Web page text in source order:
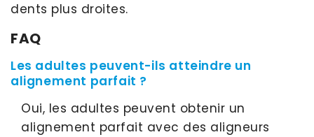
dents plus droites.
FAQ
Les adultes peuvent-ils atteindre un
alignement parfait ?
Oui, les adultes peuvent obtenir un
alignement parfait avec des aligneurs